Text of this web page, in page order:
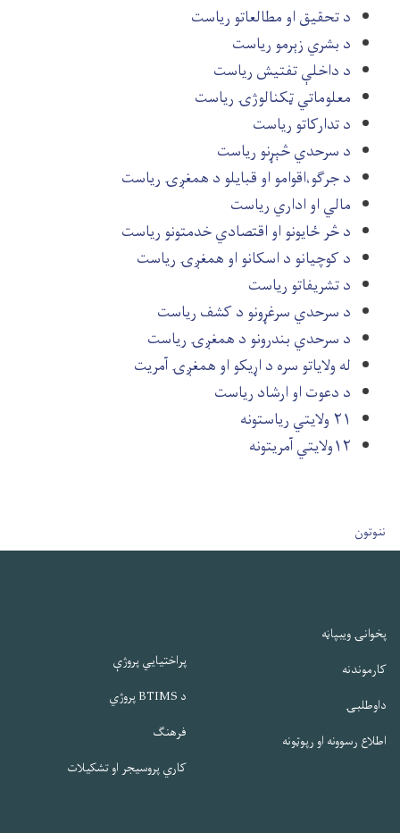
د تحقیق او مطالعاتو ریاست
د بشري زېرمو ریاست
د داخلې تفتیش ریاست
معلوماتي ټکنالوژۍ ریاست
د تدارکاتو ریاست
د سرحدي څېړنو ریاست
د جرګو،اقوامو او قبایلو د همغږۍ ریاست
مالي او اداري ریاست
د څر ځایونو او اقتصادي خدمتونو ریاست
د کوچیانو د اسکانو او همغږۍ ریاست
د تشریفاتو ریاست
د سرحدي سرغړونو د کشف ریاست
د سرحدي بندرونو د همغږۍ ریاست
له ولایاتو سره د اړیکو او همغږۍ آمریت
د دعوت او ارشاد ریاست
۲۱ ولایتي ریاستونه
۱۲ولایتي آمریتونه
User account menu
ننوتون
پخوانۍ ویبپاڼه
کارموندنه
داوطلبۍ
اطلاع رسوونه او رپوټونه
پراختیایي پروژې
د BTIMS پروژي
فرهنګ
کاري پروسیجر او تشکیلات